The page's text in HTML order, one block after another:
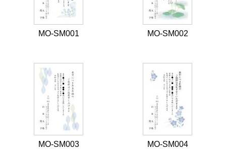
MO-SM001 MO-SM002
MO-SM003 MO-SM004